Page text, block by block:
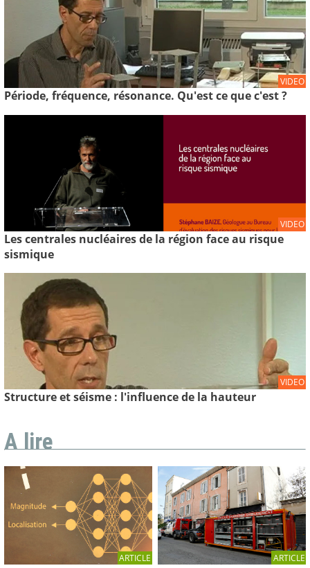
VIDEO
Période, fréquence, résonance. Qu'est ce que c'est ?
VIDEO
Les centrales nucléaires de la région face au risque
sismique
VIDEO
Structure et séisme : l'influence de la hauteur
A lire
ARTICLE ARTICLE